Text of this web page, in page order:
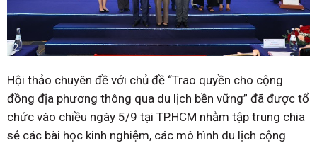
Hội thảo chuyên đề với chủ đề “Trao quyền cho cộng
đồng địa phương thông qua du lịch bền vững” đã được tổ
chức vào chiều ngày 5/9 tại TP.HCM nhằm tập trung chia
sẻ các bài học kinh nghiệm, các mô hình du lịch cộng